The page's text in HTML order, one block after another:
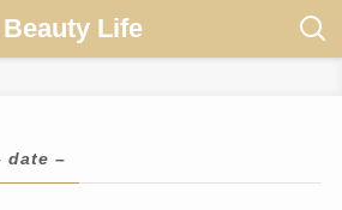
Beauty Life
date –